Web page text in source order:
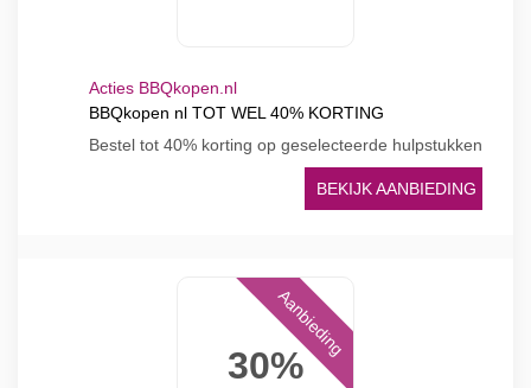
Acties BBQkopen.nl
BBQkopen nl TOT WEL 40% KORTING
Bestel tot 40% korting op geselecteerde hulpstukken
BEKIJK AANBIEDING
30%
Aanbieding